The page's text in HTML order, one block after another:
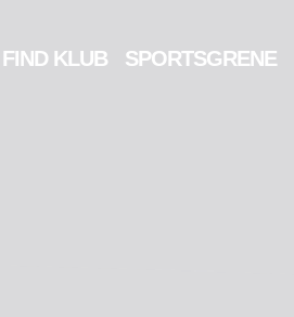
FIND KLUB SPORTSGRENE